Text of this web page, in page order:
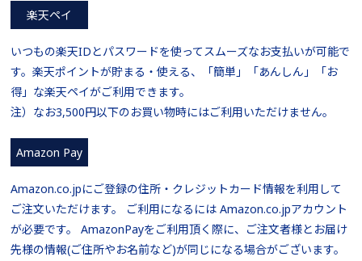
楽天ペイ
いつもの楽天IDとパスワードを使ってスムーズなお支払いが可能で
す。楽天ポイントが貯まる・使える、「簡単」「あんしん」「お
得」な楽天ペイがご利用できます。
注）なお3,500円以下のお買い物時にはご利用いただけません。
Amazon Pay
Amazon.co.jpにご登録の住所・クレジットカード情報を利用して
ご注文いただけます。 ご利用になるには Amazon.co.jpアカウント
が必要です。 AmazonPayをご利用頂く際に、ご注文者様とお届け
先様の情報(ご住所やお名前など)が同じになる場合がございます。